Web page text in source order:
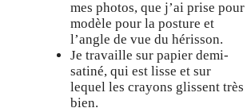
mes photos, que j’ai prise pour
modèle pour la posture et
l’angle de vue du hérisson.
Je travaille sur papier demi-
satiné, qui est lisse et sur
lequel les crayons glissent très
bien.